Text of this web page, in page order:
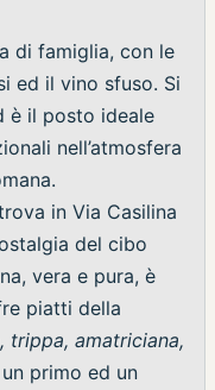
di famiglia, con le
ed il vino sfuso. Si
è il posto ideale
nell’atmosfera
in Via Casilina
del cibo
vera e pura, è
piatti della
trippa, amatriciana,
primo ed un